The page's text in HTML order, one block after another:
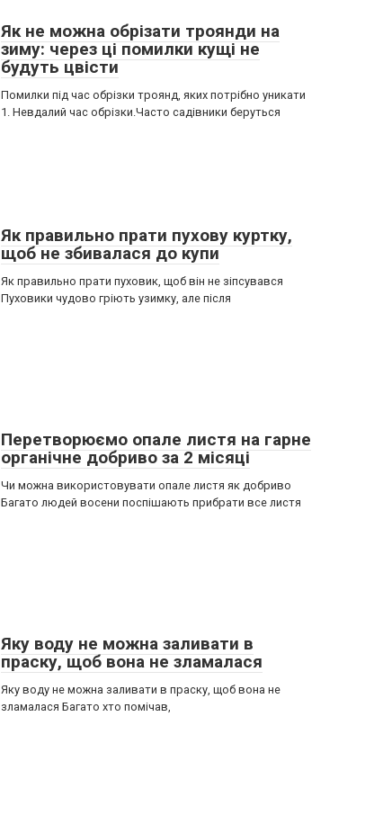
Як не можна обрізати троянди на
зиму: через ці помилки кущі не
будуть цвісти
Помилки під час обрізки троянд, яких потрібно уникати
1. Невдалий час обрізки.Часто садівники беруться
Як правильно прати пухову куртку,
щоб не збивалася до купи
Як правильно прати пуховик, щоб він не зіпсувався
Пуховики чудово гріють узимку, але після
Перетворюємо опале листя на гарне
органічне добриво за 2 місяці
Чи можна використовувати опале листя як добриво
Багато людей восени поспішають прибрати все листя
Яку воду не можна заливати в
праску, щоб вона не зламалася
Яку воду не можна заливати в праску, щоб вона не
зламалася Багато хто помічав,